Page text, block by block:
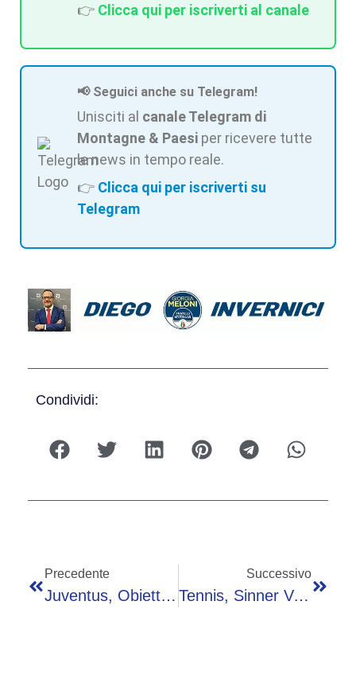
👉 Clicca qui per iscriverti al canale
📢 Seguici anche su Telegram!
Unisciti al canale Telegram di
Montagne & Paesi per ricevere tutte
le news in tempo reale.
👉 Clicca qui per iscriverti su
Telegram
Condividi:
Precedente
Juventus, Obiettivo David In Attacco: Il Giocatore Apre, Si Tratta
Successivo
Tennis, Sinner Vuole La Rivincita Con Alcaraz A Wimbledon, Su Sisal Successo Dell’azzurro A 2,50